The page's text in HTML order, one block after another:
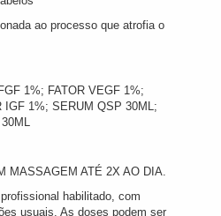
ao processo que atrofia o
1%; FATOR VEGF 1%;
IGF 1%; SERUM QSP 30ML;
MASSAGEM ATÉ 2X AO DIA.
habilitado, com
usuais. As doses podem ser